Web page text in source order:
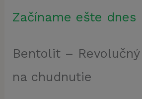
Začíname ešte dnes
Bentolit –
na chudnutie